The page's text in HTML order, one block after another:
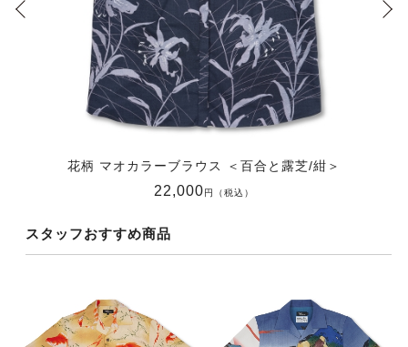
花柄 マオカラーブラウス ＜百合と露芝/紺＞
22,000円（税込）
スタッフおすすめ商品